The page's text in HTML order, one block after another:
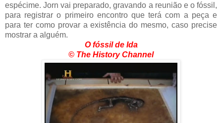
espécime. Jorn vai preparado, gravando a reunião e o fóssil,
para registrar o primeiro encontro que terá com a peça e
para ter como provar a existência do mesmo, caso precise
mostrar a alguém.
O fóssil de Ida
© The History Channel